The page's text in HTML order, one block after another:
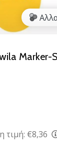
Marker-
τιμή: €8,36